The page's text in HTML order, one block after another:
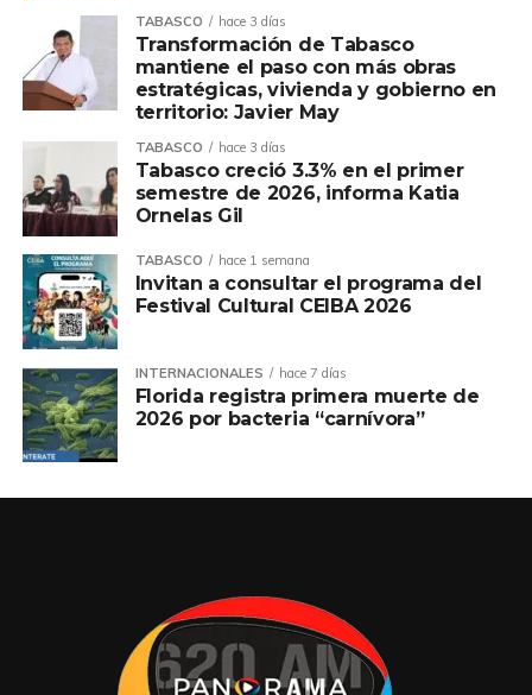
TABASCO hace 3 días
Transformación de Tabasco
mantiene el paso con más obras
estratégicas, vivienda y gobierno en
territorio: Javier May
TABASCO hace 3 días
Tabasco creció 3.3% en el primer
semestre de 2026, informa Katia
Ornelas Gil
TABASCO hace 1 semana
Invitan a consultar el programa del
Festival Cultural CEIBA 2026
INTERNACIONALES hace 7 días
Florida registra primera muerte de
2026 por bacteria “carnívora”